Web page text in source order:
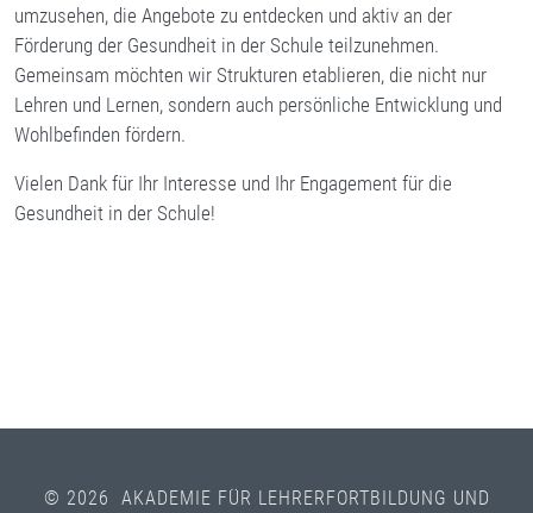
umzusehen, die Angebote zu entdecken und aktiv an der
Förderung der Gesundheit in der Schule teilzunehmen.
Gemeinsam möchten wir Strukturen etablieren, die nicht nur
Lehren und Lernen, sondern auch persönliche Entwicklung und
Wohlbefinden fördern.
Vielen Dank für Ihr Interesse und Ihr Engagement für die
Gesundheit in der Schule!
© 2026 AKADEMIE FÜR LEHRERFORTBILDUNG UND